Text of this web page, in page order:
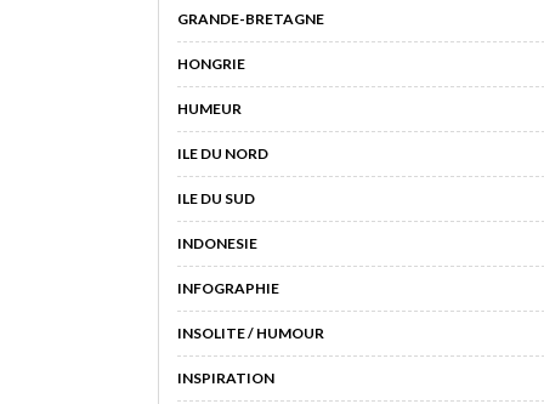
GRANDE-BRETAGNE
HONGRIE
HUMEUR
ILE DU NORD
ILE DU SUD
INDONESIE
INFOGRAPHIE
INSOLITE / HUMOUR
INSPIRATION